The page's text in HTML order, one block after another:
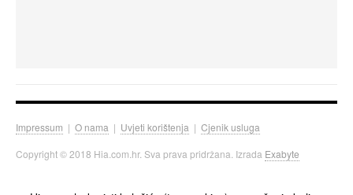
Impressum | O nama | Uvjeti korištenja | Cjenik usluga
Copyright © 2018 Hia.com.hr. Sva prava pridržana. Izrada Exabyte